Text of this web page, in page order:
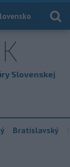
Slovenskej
Bratislavský